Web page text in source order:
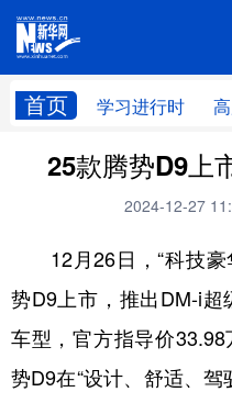
首页 学习进行时
学习进行时 高层
财经
台湾 思客智库
科技 科创
文化 书画
25款腾势D9上
2024-12-27
12月26日，“科技
势D9上市，推出DM-i超
车型，官方指导价
势D9在“设计、舒适、驾